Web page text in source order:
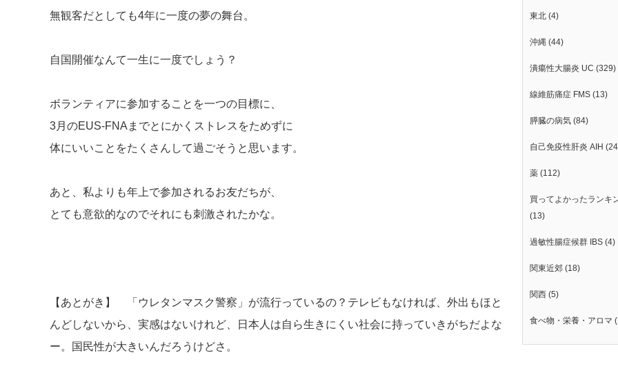
無観客だとしても4年に一度の夢の舞台。
自国開催なんて一生に一度でしょう？
ボランティアに参加することを一つの目標に、
3月のEUS-FNAまでとにかくストレスをためずに
体にいいことをたくさんして過ごそうと思います。
あと、私よりも年上で参加されるお友だちが、
とても意欲的なのでそれにも刺激されたかな。
【あとがき】 「ウレタンマスク警察」が流行っているの？テレビもなければ、外出もほと
んどしないから、実感はないけれど、日本人は自ら生きにくい社会に持っていきがちだよな
ー。国民性が大きいんだろうけどさ。
東北 (4)
沖縄 (44)
潰瘍性大腸炎 UC (329)
線維筋痛症 FMS (13)
膵臓の病気 (84)
自己免疫性肝炎 AIH
薬 (112)
買ってよかったランキ
(13)
過敏性腸症候群 IBS (4)
関東近郊 (18)
関西 (5)
食べ物・栄養・アロマ